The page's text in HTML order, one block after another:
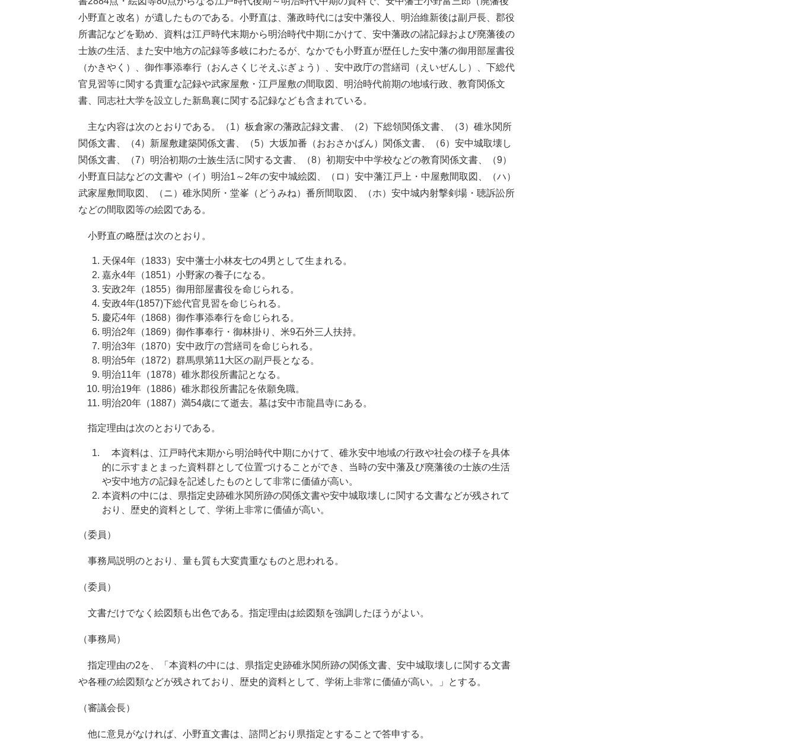
小野直と改名）が遺したものである。小野直は、藩政時代には安中藩役人、明治維新後は副戸長、郡役
所書記などを勤め、資料は江戸時代末期から明治時代中期にかけて、安中藩政の諸記録および廃藩後の
士族の生活、また安中地方の記録等多岐にわたるが、なかでも小野直が歴任した安中藩の御用部屋書役
（かきやく）、御作事添奉行（おんさくじそえぶぎょう）、安中政庁の営繕司（えいぜんし）、下総代
官見習等に関する貴重な記録や武家屋敷・江戸屋敷の間取図、明治時代前期の地域行政、教育関係文
書、同志社大学を設立した新島襄に関する記録なども含まれている。
主な内容は次のとおりである。（1）板倉家の藩政記録文書、（2）下総領関係文書、（3）碓氷関所
関係文書、（4）新屋敷建築関係文書、（5）大坂加番（おおさかばん）関係文書、（6）安中城取壊し
関係文書、（7）明治初期の士族生活に関する文書、（8）初期安中中学校などの教育関係文書、（9）
小野直日誌などの文書や（イ）明治1～2年の安中城絵図、（ロ）安中藩江戸上・中屋敷間取図、（ハ）
武家屋敷間取図、（ニ）碓氷関所・堂峯（どうみね）番所間取図、（ホ）安中城内射撃剣場・聴訴訟所
などの間取図等の絵図である。
小野直の略歴は次のとおり。
天保4年（1833）安中藩士小林友七の4男として生まれる。
嘉永4年（1851）小野家の養子になる。
安政2年（1855）御用部屋書役を命じられる。
安政4年(1857)下総代官見習を命じられる。
慶応4年（1868）御作事添奉行を命じられる。
明治2年（1869）御作事奉行・御林掛り、米9石外三人扶持。
明治3年（1870）安中政庁の営繕司を命じられる。
明治5年（1872）群馬県第11大区の副戸長となる。
明治11年（1878）碓氷郡役所書記となる。
明治19年（1886）碓氷郡役所書記を依願免職。
明治20年（1887）満54歳にて逝去。墓は安中市龍昌寺にある。
指定理由は次のとおりである。
本資料は、江戸時代末期から明治時代中期にかけて、碓氷安中地域の行政や社会の様子を具体
的に示すまとまった資料群として位置づけることができ、当時の安中藩及び廃藩後の士族の生活
や安中地方の記録を記述したものとして非常に価値が高い。
本資料の中には、県指定史跡碓氷関所跡の関係文書や安中城取壊しに関する文書などが残されて
おり、歴史的資料として、学術上非常に価値が高い。
（委員）
事務局説明のとおり、量も質も大変貴重なものと思われる。
（委員）
文書だけでなく絵図類も出色である。指定理由は絵図類を強調したほうがよい。
（事務局）
指定理由の2を、「本資料の中には、県指定史跡碓氷関所跡の関係文書、安中城取壊しに関する文書
や各種の絵図類などが残されており、歴史的資料として、学術上非常に価値が高い。」とする。
（審議会長）
他に意見がなければ、小野直文書は、諮問どおり県指定とすることで答申する。